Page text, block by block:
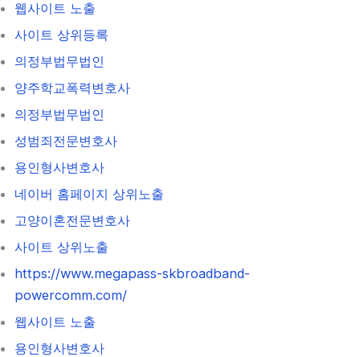
웹사이트 노출
사이트 상위등록
의정부법무법인
양주학교폭력변호사
의정부법무법인
성범죄전문변호사
용인형사변호사
네이버 홈페이지 상위노출
고양이혼전문변호사
사이트 상위노출
https://www.megapass-skbroadband-
powercomm.com/
웹사이트 노출
용인형사변호사